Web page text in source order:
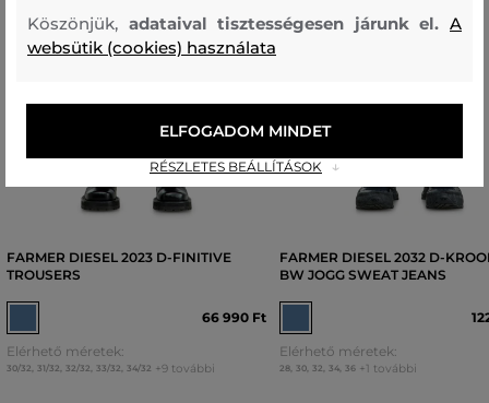
FARMER DIESEL 2023 D-FINITIVE
TROUSERS
66 990 Ft
Elérhető méretek:
30/32, 31/32, 32/32, 33/32, 34/32 +9 további
FARMER DIESEL 2032 D-
BW JOGG SWEAT JEANS
Elérhető méretek:
28, 30, 32, 34, 36 +1 további
Köszönjük, adataival tisztességesen járunk el.A
websütik (cookies) használata
RÉSZLETES BEÁLLÍTÁSOK
ELFOGADOM MINDET